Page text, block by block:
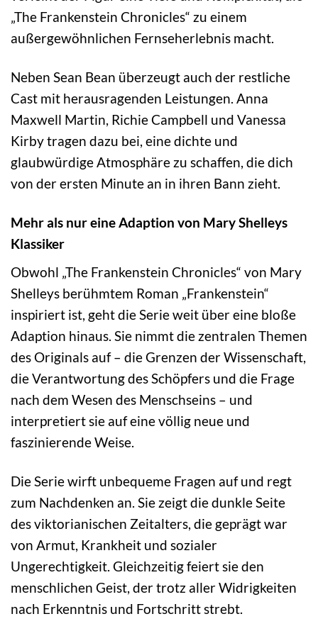
„The Frankenstein Chronicles“ zu einem
außergewöhnlichen Fernseherlebnis macht.
Neben Sean Bean überzeugt auch der restliche
Cast mit herausragenden Leistungen. Anna
Maxwell Martin, Richie Campbell und Vanessa
Kirby tragen dazu bei, eine dichte und
glaubwürdige Atmosphäre zu schaffen, die dich
von der ersten Minute an in ihren Bann zieht.
Mehr als nur eine Adaption von Mary Shelleys
Klassiker
Obwohl „The Frankenstein Chronicles“ von Mary
Shelleys berühmtem Roman „Frankenstein“
inspiriert ist, geht die Serie weit über eine bloße
Adaption hinaus. Sie nimmt die zentralen Themen
des Originals auf – die Grenzen der Wissenschaft,
die Verantwortung des Schöpfers und die Frage
nach dem Wesen des Menschseins – und
interpretiert sie auf eine völlig neue und
faszinierende Weise.
Die Serie wirft unbequeme Fragen auf und regt
zum Nachdenken an. Sie zeigt die dunkle Seite
des viktorianischen Zeitalters, die geprägt war
von Armut, Krankheit und sozialer
Ungerechtigkeit. Gleichzeitig feiert sie den
menschlichen Geist, der trotz aller Widrigkeiten
nach Erkenntnis und Fortschritt strebt.